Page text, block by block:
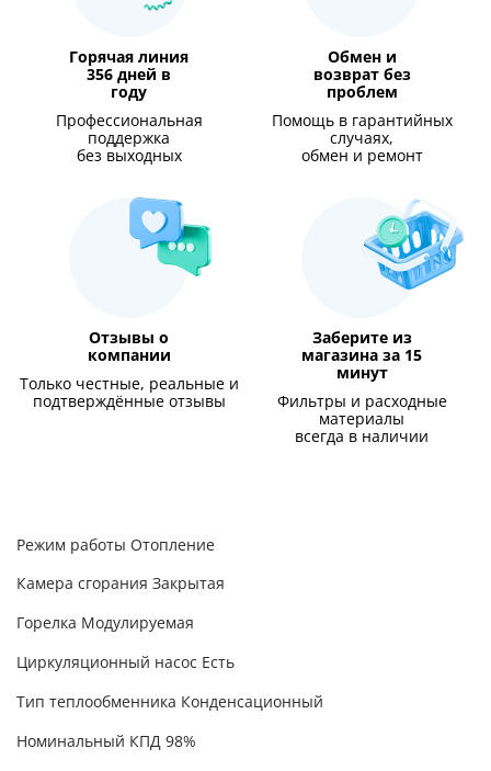
Горячая линия
356 дней в
году
Профессиональная
поддержка
без выходных
Обмен и
возврат без
проблем
Помощь в гарантийных
случаях,
обмен и ремонт
Отзывы о
компании
Только честные, реальные и
подтверждённые отзывы
Заберите из
магазина за 15
минут
Фильтры и расходные
материалы
всегда в наличии
Режим работы Отопление
Камера сгорания Закрытая
Горелка Модулируемая
Циркуляционный насос Есть
Тип теплообменника Конденсационный
Номинальный КПД 98%